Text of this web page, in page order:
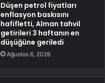
Düşen petrol fiyatları
enflasyon baskısını
hafifletti, Alman tahvil
getirileri 3 haftanın en
düşüğüne geriledi
Ağustos 6, 2026